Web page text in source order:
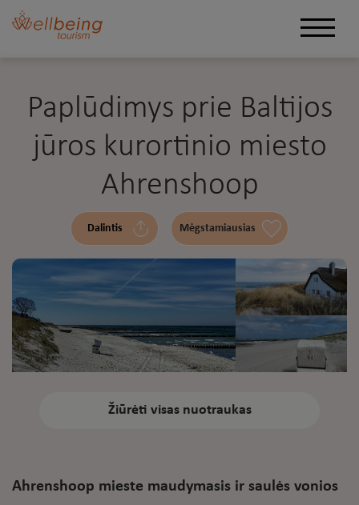
Paplūdimys prie Baltijos
jūros kurortinio miesto
Ahrenshoop
Dalintis Mėgstamiausias
Žiūrėti visas nuotraukas
Ahrenshoop mieste maudymasis ir saulės vonios